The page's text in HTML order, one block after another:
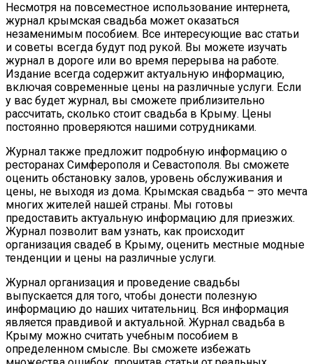
Несмотря на повсеместное использование интернета,
журнал крымская свадьба может оказаться
незаменимым пособием. Все интересующие вас статьи
и советы всегда будут под рукой. Вы можете изучать
журнал в дороге или во время перерыва на работе.
Издание всегда содержит актуальную информацию,
включая современные цены на различные услуги. Если
у вас будет журнал, вы сможете приблизительно
рассчитать, сколько стоит свадьба в Крыму. Цены
постоянно проверяются нашими сотрудниками.
Журнал также предложит подробную информацию о
ресторанах Симферополя и Севастополя. Вы сможете
оценить обстановку залов, уровень обслуживания и
цены, не выходя из дома. Крымская свадьба – это мечта
многих жителей нашей страны. Мы готовы
предоставить актуальную информацию для приезжих.
Журнал позволит вам узнать, как происходит
организация свадеб в Крыму, оценить местные модные
тенденции и цены на различные услуги.
Журнал организация и проведение свадьбы
выпускается для того, чтобы донести полезную
информацию до наших читательниц. Вся информация
является правдивой и актуальной. Журнал свадьба в
Крыму можно считать учебным пособием в
определенном смысле. Вы сможете избежать